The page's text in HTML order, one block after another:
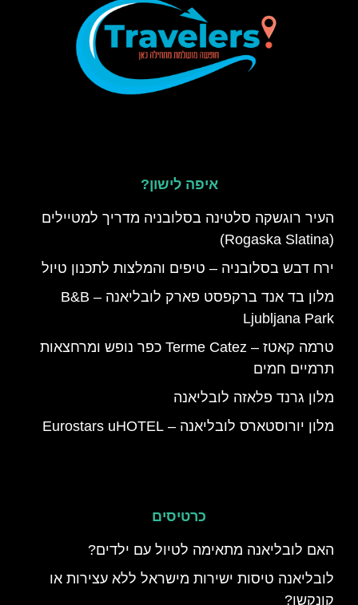
איפה לישון?
העיר רוגשקה סלטינה בסלובניה מדריך למטיילים
(Rogaska Slatina)
ירח דבש בסלובניה – טיפים והמלצות לתכנון טיול
מלון בד אנד ברקפסט פארק לובליאנה – B&B
Ljubljana Park
טרמה קאטז – Terme Catez כפר נופש ומרחצאות
תרמיים חמים
מלון גרנד פלאזה לובליאנה
מלון יורוסטארס לובליאנה – Eurostars uHOTEL
כרטיסים
האם לובליאנה מתאימה לטיול עם ילדים?
לובליאנה טיסות ישירות מישראל ללא עצירות או
קונקשן?